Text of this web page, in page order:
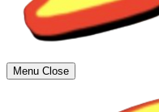
Menu Close